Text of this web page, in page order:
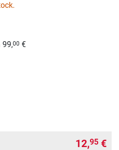
99,00 €
12,95 €